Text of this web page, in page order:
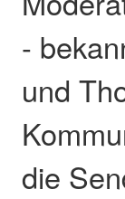
-
und
die